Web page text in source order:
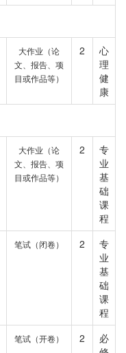
大作业（论
文、报告、项
目或作品等）
2
心
理
健
康
大作业（论
文、报告、项
目或作品等）
2
专
业
基
础
课
程
笔试（闭卷） 2
专
业
基
础
课
程
笔试（开卷） 2
必